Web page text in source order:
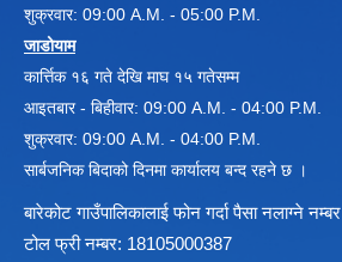
शुक्रवार: 09:00 A.M. - 05:00 P.M.
जाडोयाम
कार्त्तिक १६ गते देखि माघ १५ गतेसम्म
आइतबार - बिहीवार: 09:00 A.M. - 04:00 P.M.
शुक्रवार: 09:00 A.M. - 04:00 P.M.
सार्बजनिक बिदाको दिनमा कार्यालय बन्द रहने छ ।
बारेकोट गाउँपालिकालाई फोन गर्दा पैसा नलाग्ने नम्बर
टोल फ्री नम्बर: 18105000387